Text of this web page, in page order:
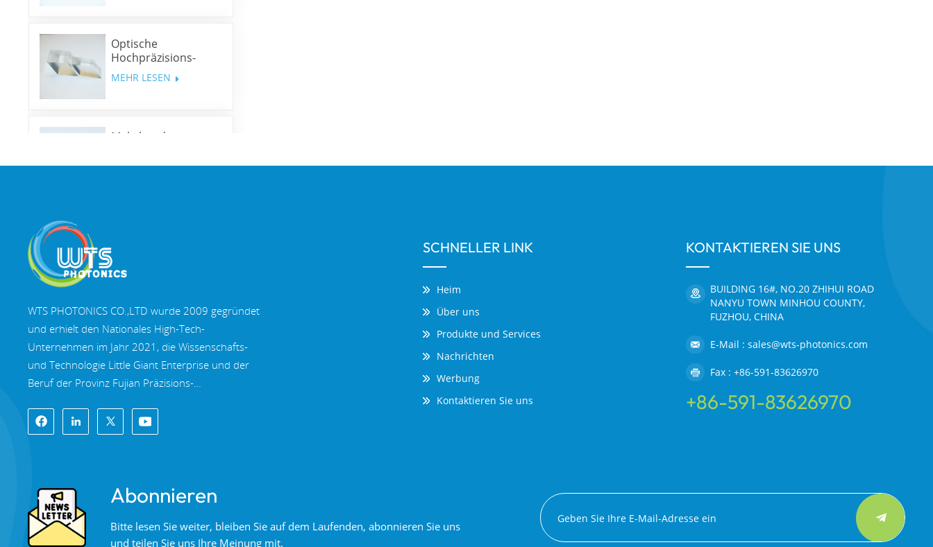
Optische
Hochpräzisions-
Rhombusprismen
MEHR LESEN
Mehrband-
WTS PHOTONICS CO.,LTD wurde 2009 gegründet
und erhielt den Nationales High-Tech-
Unternehmen im Jahr 2021, die Wissenschafts-
und Technologie Little Giant Enterprise und der
Beruf der Provinz Fujian Präzisions-
2022. WTS finden in der wunderschöne
Küstenstadt im Südosten Chinas, Fuzhou, eine
Fabrikhallen, eine Gruppe qualifiziertem
technischen Personal und einem kompletten
optischen Verarbeitungssystem,
SCHNELLER LINK
Heim
Über uns
Produkte und Services
Nachrichten
Werbung
Kontaktieren Sie uns
KONTAKTIEREN SIE UNS
BUILDING 16#, NO.20 ZHIHUI ROAD
NANYU TOWN MINHOU COUNTY,
FUZHOU, CHINA
E-Mail : sales@wts-photonics.com
Fax : +86-591-83626970
+86-591-83626970
Abonnieren
Bitte lesen Sie weiter, bleiben Sie auf dem Laufenden, abonnieren Sie uns
und teilen Sie uns Ihre Meinung mit.